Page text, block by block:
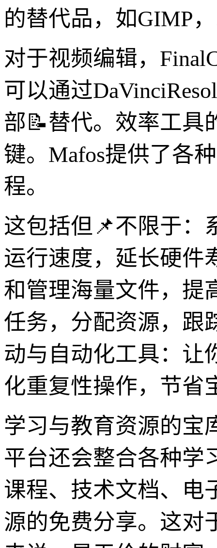
的替代品，如GIMP
对于视频编辑，
可以通过
部📝替代。效率工具
键。Mafos提供了各
程。
这包括但📌不限于：
运行速度，延长硬件
和管理海量文件，提
任务，分配资源，跟
动与自动化工具：让
化重复性操作，节省
学习与教育资源的宝
平台还会整合各种学
课程、技术文档、电
源的免费分享。这对